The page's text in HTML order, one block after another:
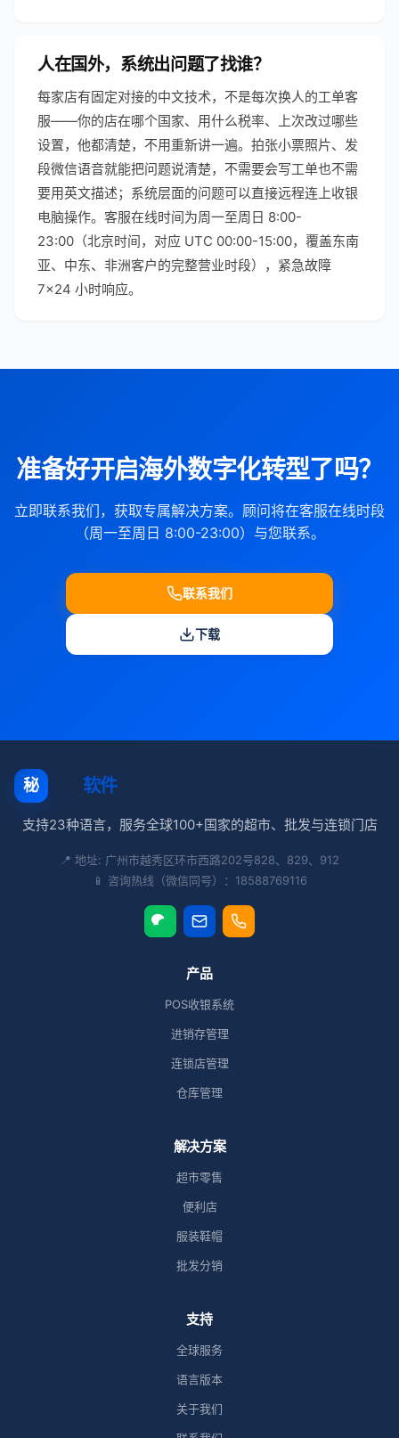
人在国外，系统出问题了找谁？
每家店有固定对接的中文技术，不是每次换人的工单客
服——你的店在哪个国家、用什么税率、上次改过哪些
设置，他都清楚，不用重新讲一遍。拍张小票照片、发
段微信语音就能把问题说清楚，不需要会写工单也不需
要用英文描述；系统层面的问题可以直接远程连上收银
电脑操作。客服在线时间为周一至周日 8:00-
23:00（北京时间，对应 UTC 00:00-15:00，覆盖东南
亚、中东、非洲客户的完整营业时段），紧急故障
7×24 小时响应。
准备好开启海外数字化转型了吗？
立即联系我们，获取专属解决方案。顾问将在客服在线时段
（周一至周日 8:00-23:00）与您联系。
联系我们
下载
秘 软件
支持23种语言，服务全球100+国家的超市、批发与连锁门店
📍 地址: 广州市越秀区环市西路202号828、829、912
📱 咨询热线（微信同号）：18588769116
产品
POS收银系统
进销存管理
连锁店管理
仓库管理
解决方案
超市零售
便利店
服装鞋帽
批发分销
支持
全球服务
语言版本
关于我们